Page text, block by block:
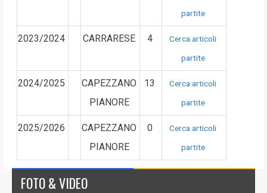
partite
2023/2024 CARRARESE 4
Cerca articoli
partite
2024/2025
CAPEZZANO
PIANORE
13
Cerca articoli
partite
2025/2026
CAPEZZANO
PIANORE
0
Cerca articoli
partite
FOTO & VIDEO